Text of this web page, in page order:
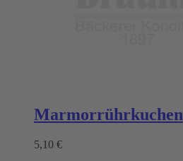
Marmorrührkuchen
5,10 €